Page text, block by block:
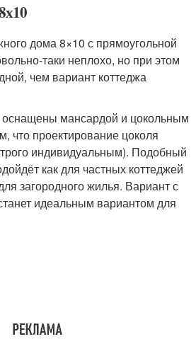
дома 8×10 с прямоугольной
таки неплохо, но при этом
чем вариант коттеджа
мансардой и цокольным
что проектирование цоколя
индивидуальным). Подобный
как для частных коттеджей
загородного жилья. Вариант с
идеальным вариантом для